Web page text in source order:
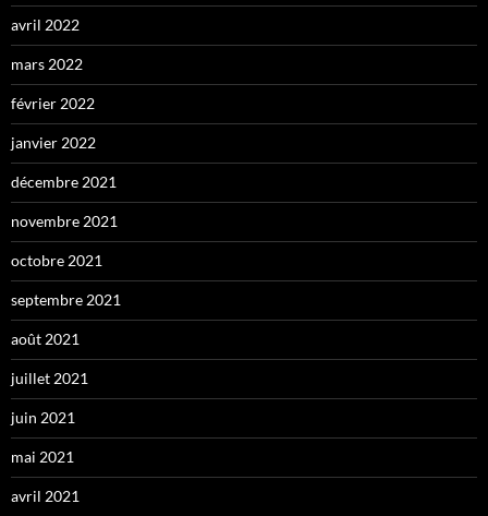
avril 2022
mars 2022
février 2022
janvier 2022
décembre 2021
novembre 2021
octobre 2021
septembre 2021
août 2021
juillet 2021
juin 2021
mai 2021
avril 2021